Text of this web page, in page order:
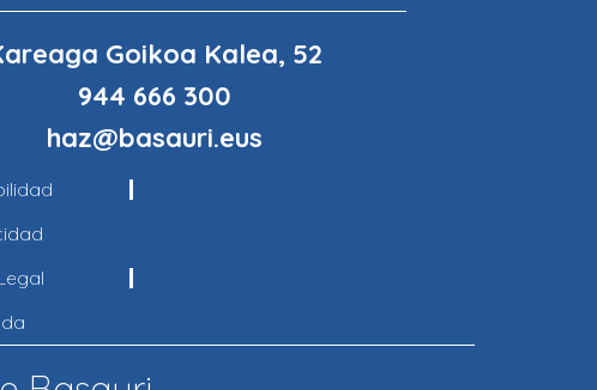
Goikoa Kalea, 52
944 666 300
haz@basauri.eus